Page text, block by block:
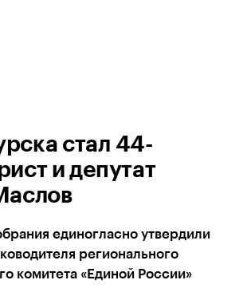
стал 44-
и депутат
единогласно утвердили
регионального
комитета «Единой России»